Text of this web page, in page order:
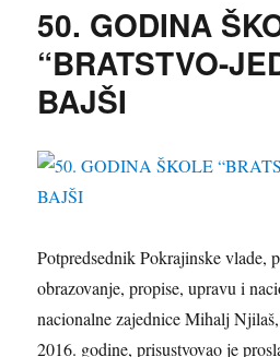
50. GODINA
“BRATSTVO-
BAJŠI
Potpredsednik Pokrajinske vlade,
obrazovanje, propise, upravu i
nacionalne zajednice Mihalj
2016. godine, prisustvovao je